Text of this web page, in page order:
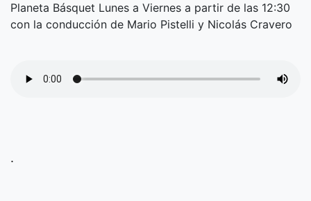
Planeta Básquet Lunes a Viernes a partir de las 12:30
con la conducción de Mario Pistelli y Nicolás Cravero
.